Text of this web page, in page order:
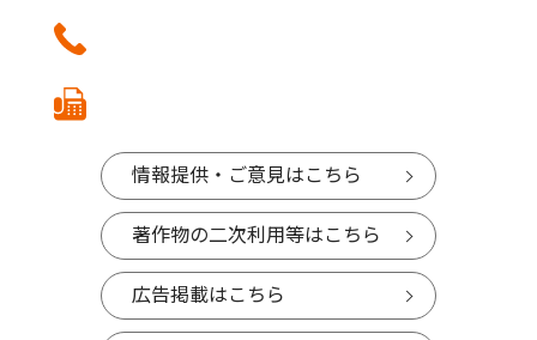
情報提供・ご意見はこちら
著作物の二次利用等はこちら
広告掲載はこちら